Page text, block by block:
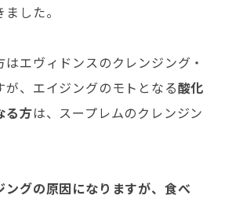
した。
エヴィドンスのクレンジング・
が、エイジングのモトとなる酸化
る方は、スープレムのクレンジン
ングの原因になりますが、食べ